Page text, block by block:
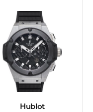
Hublot